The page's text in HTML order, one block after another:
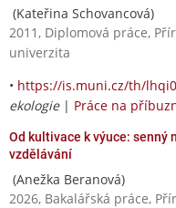
(Kateřina Schovancová)
2011, Diplomová práce,
univerzita
• https://is.muni.cz/th/
ekologie| Práce na
Od kultivace k výuce:
vzdělávání
(Anežka Beranová)
2026, Bakalářská práce,